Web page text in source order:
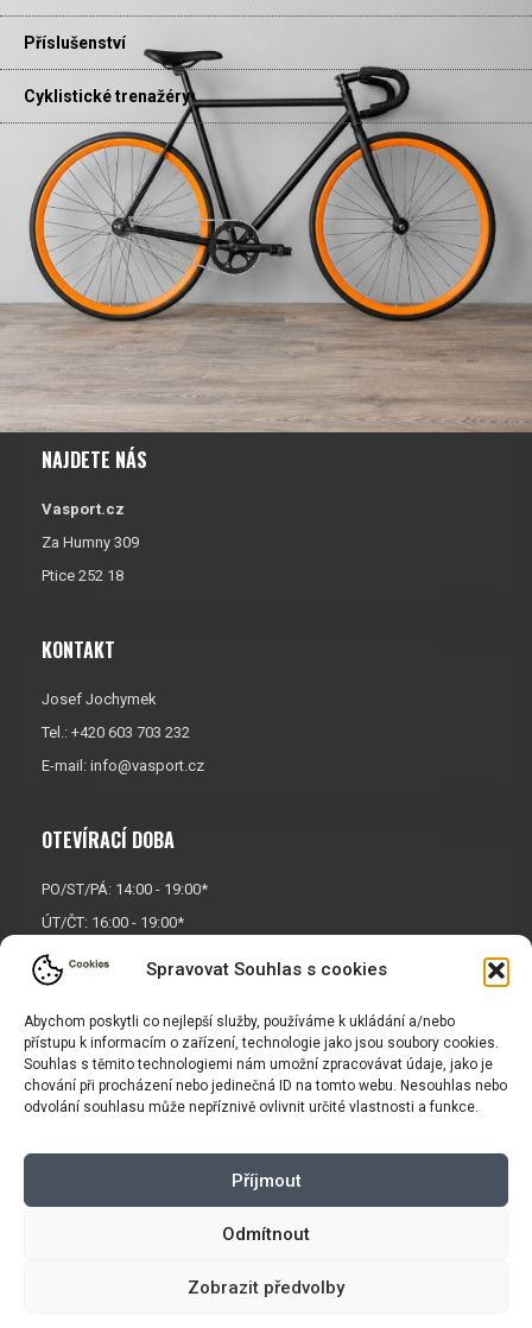
Spravovat Souhlas s cookies
Abychom poskytli co nejlepší služby, používáme k ukládání a/nebo
přístupu k informacím o zařízení, technologie jako jsou soubory cookies.
Souhlas s těmito technologiemi nám umožní zpracovávat údaje, jako je
chování při procházení nebo jedinečná ID na tomto webu. Nesouhlas nebo
odvolání souhlasu může nepříznivě ovlivnit určité vlastnosti a funkce.
Příjmout
Odmítnout
Zobrazit předvolby
Příslušenství
Cyklistické trenažéry
NAJDETE NÁS
Vasport.cz
Za Humny 309
Ptice 252 18
KONTAKT
Josef Jochymek
Tel.: +420 603 703 232
E-mail: info@vasport.cz
OTEVÍRACÍ DOBA
PO/ST/PÁ: 14:00 - 19:00*
ÚT/ČT: 16:00 - 19:00*
Sobota: 9:00 - 17:00*
Neděle:
* Říjen, listopad a prosinec
OTEVŘENO POUZE
PO/ST/PÁ